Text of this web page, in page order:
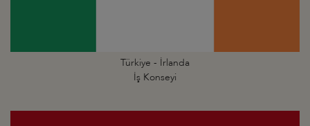
Türkiye - İrlanda
İş Konseyi